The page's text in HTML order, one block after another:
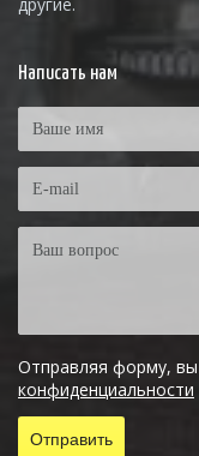
Написать нам
Отправляя форму, вы
конфиденциальности